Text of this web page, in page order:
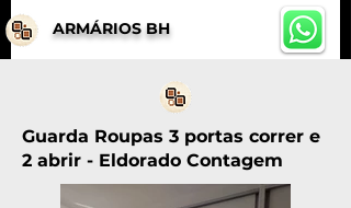
ARMÁRIOS BH
Guarda Roupas 3 portas correr e
2 abrir - Eldorado Contagem